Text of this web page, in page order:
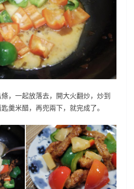
，一起放落去，開大火翻炒，炒到
羹米醋，再兜兩下，就完成了。